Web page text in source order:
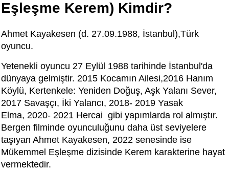
Eşleşme Kerem) Kimdir?
Ahmet Kayakesen (d. 27.09.1988, İstanbul),Türk
oyuncu.
Yetenekli oyuncu 27 Eylül 1988 tarihinde İstanbul'da
dünyaya gelmiştir. 2015 Kocamın Ailesi,2016 Hanım
Köylü, Kertenkele: Yeniden Doğuş, Aşk Yalanı Sever,
2017 Savaşçı, İki Yalancı, 2018- 2019 Yasak
Elma, 2020- 2021 Hercai gibi yapımlarda rol almıştır.
Bergen filminde oyunculuğunu daha üst seviyelere
taşıyan Ahmet Kayakesen, 2022 senesinde ise
Mükemmel Eşleşme dizisinde Kerem karakterine hayat
vermektedir.